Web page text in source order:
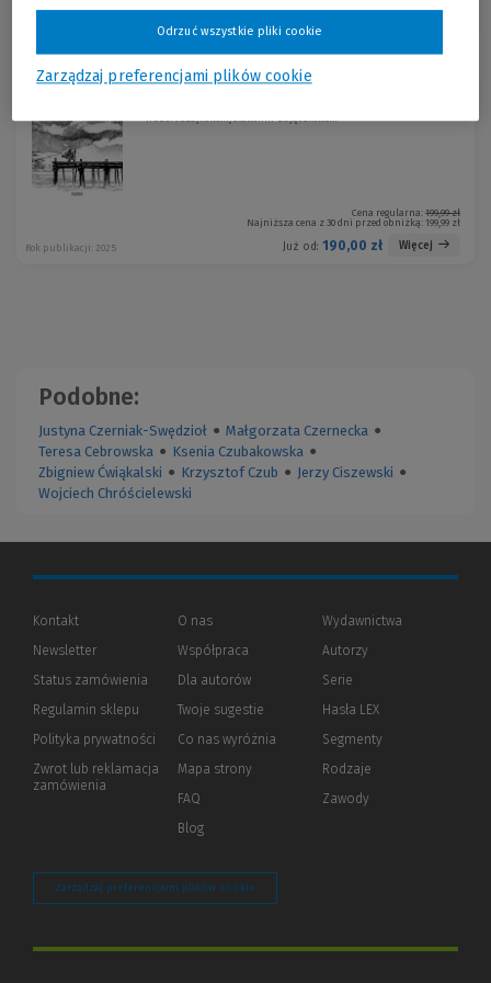
Sortuj:
Hubert Czajkowski, Sławomir Zajączkowski
Cena regularna: 199,99 zł
Najniższa cena z 30 dni przed obniżką: 199,99 zł
Już od: 190,00 zł Więcej
Rok publikacji: 2025
Podobne:
Justyna Czerniak-Swędzioł ● Małgorzata Czernecka ●
Teresa Cebrowska ● Ksenia Czubakowska ●
Zbigniew Ćwiąkalski ● Krzysztof Czub ● Jerzy Ciszewski ●
Wojciech Chróścielewski
Kontakt
Newsletter
Status zamówienia
Regulamin sklepu
Polityka prywatności (Nowe
(Link
innej
Zwrot lub reklamacja
zamówienia
O nas
Współpraca
Dla autorów(Nowe
(Link
innej
strony)
Twoje sugestie
Co nas wyróżnia
Mapa strony
FAQ
Blog
Wydawnictwa
Autorzy
Serie
Hasła LEX
Segmenty
Rodzaje
Zawody
Zarządzaj preferencjami plików cookie
Zarządzaj preferencjami plików cookie
Odrzuć wszystkie pliki cookie